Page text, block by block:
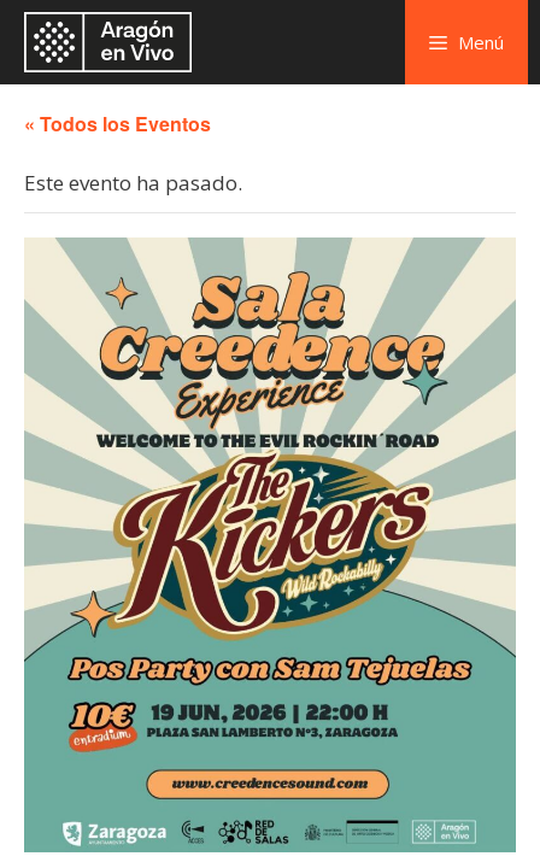
Menú
« Todos los Eventos
Este evento ha pasado.